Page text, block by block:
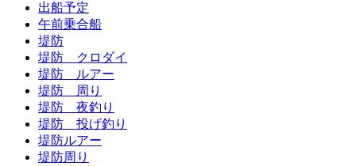
出船予定
午前乗合船
堤防
堤防 クロダイ
堤防 ルアー
堤防 周り
堤防 夜釣り
堤防 投げ釣り
堤防ルアー
堤防周り